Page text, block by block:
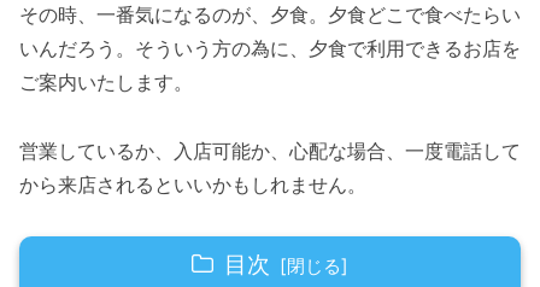
その時、一番気になるのが、夕食。夕食どこで食べたらい
いんだろう。そういう方の為に、夕食で利用できるお店を
ご案内いたします。
営業しているか、入店可能か、心配な場合、一度電話して
から来店されるといいかもしれません。
目次